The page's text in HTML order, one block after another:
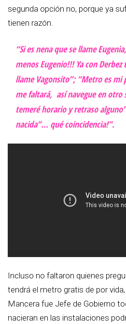
segunda opción no, porque ya
tienen razón.
“Si es nena que se llame
menos Eugenio!!! Ya con Derbez
llame Vagonsito”; “Metro es mi
me faltará, así navegue en otro
temeré horario y retraso
nacida”… qué coincidencia!”.
Incluso no faltaron quienes
tendrá el metro gratis de por
Mancera fue Jefe de Gobierno
nacieran en las instalaciones